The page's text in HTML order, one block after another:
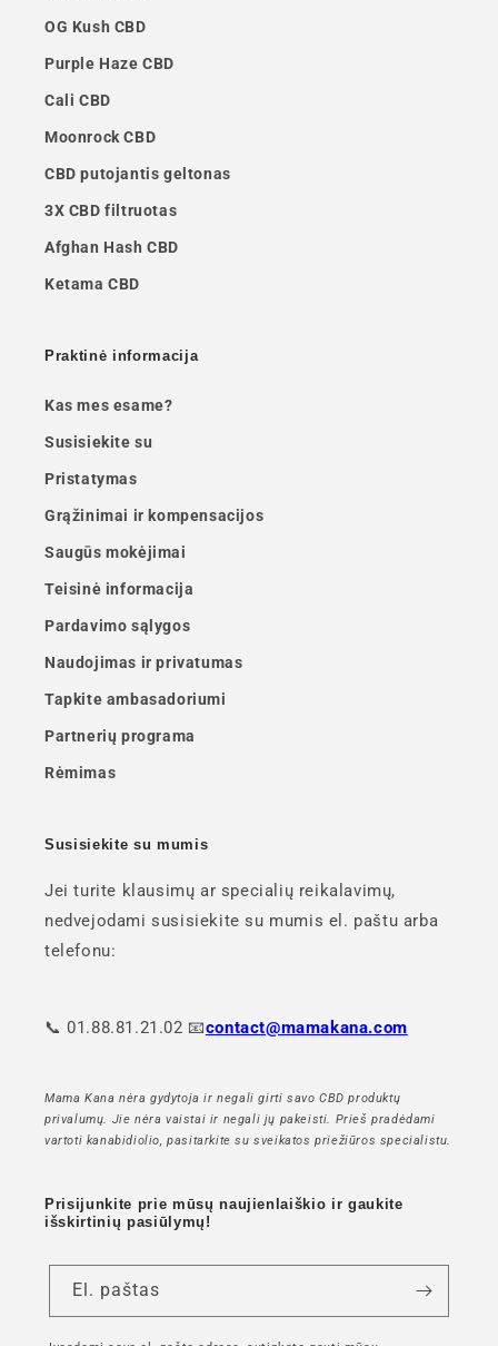
OG Kush CBD
Purple Haze CBD
Cali CBD
Moonrock CBD
CBD putojantis geltonas
3X CBD filtruotas
Afghan Hash CBD
Ketama CBD
Praktinė informacija
Kas mes esame?
Susisiekite su
Pristatymas
Grąžinimai ir kompensacijos
Saugūs mokėjimai
Teisinė informacija
Pardavimo sąlygos
Naudojimas ir privatumas
Tapkite ambasadoriumi
Partnerių programa
Rėmimas
Susisiekite su mumis
Jei turite klausimų ar specialių reikalavimų,
nedvejodami susisiekite su mumis el. paštu arba
telefonu:
📞 01.88.81.21.02 📧contact@mamakana.com
Mama Kana nėra gydytoja ir negali girti savo CBD produktų
privalumų. Jie nėra vaistai ir negali jų pakeisti. Prieš pradėdami
vartoti kanabidiolio, pasitarkite su sveikatos priežiūros specialistu.
Prisijunkite prie mūsų naujienlaiškio ir gaukite
išskirtinių pasiūlymų!
El. paštas